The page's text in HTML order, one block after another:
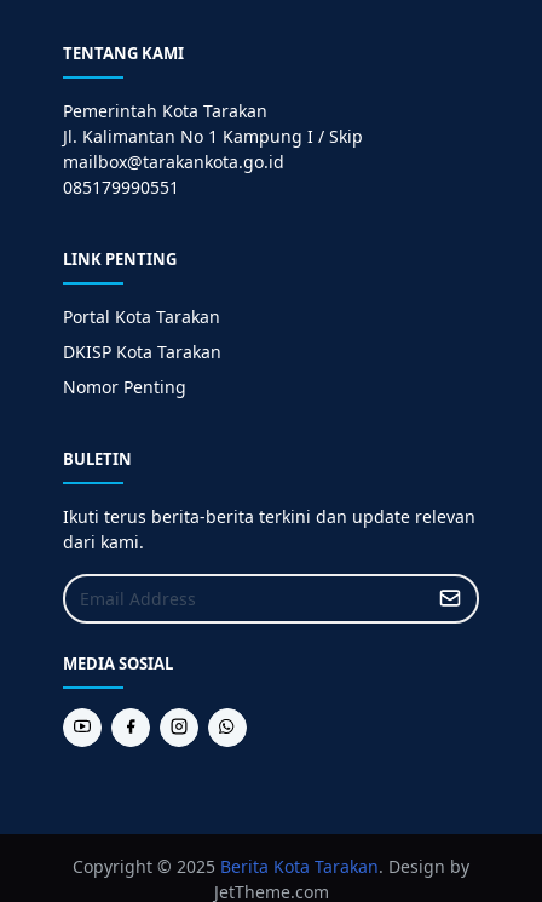
TENTANG KAMI
Pemerintah Kota Tarakan
Jl. Kalimantan No 1 Kampung I / Skip
mailbox@tarakankota.go.id
085179990551
LINK PENTING
Portal Kota Tarakan
DKISP Kota Tarakan
Nomor Penting
BULETIN
Ikuti terus berita-berita terkini dan update relevan
dari kami.
MEDIA SOSIAL
Copyright © 2025 Berita Kota Tarakan. Design by
JetTheme.com